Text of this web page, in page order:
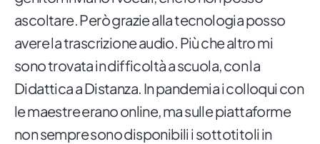
ascoltare. Però grazie alla tecnologia posso
avere la trascrizione audio. Più che altro mi
sono trovata in difficoltà a scuola, con la
Didattica a Distanza. In pandemia i colloqui con
le maestre erano online, ma sulle piattaforme
non sempre sono disponibili i sottotitoli in